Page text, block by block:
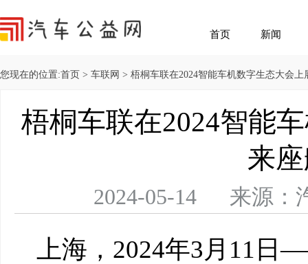
首页 新闻
您现在的位置:首页 > 车联网 > 梧桐车联在2024智能车机数字生态大会上
梧桐车联在2024智能
来
2024-05-14 来源：
上海，2024年3月11